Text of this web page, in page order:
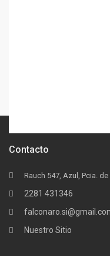
Contacto
Rauch 547, Azul, Pcia. de
2281 431346
Nuestro Sitio